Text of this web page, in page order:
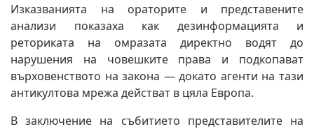
Изказванията на ораторите и представените
анализи показаха как дезинформацията и
реториката на омразата директно водят до
нарушения на човешките права и подкопават
върховенството на закона — докато агенти на тази
антикултова мрежа действат в цяла Европа.
В заключение на събитието представителите на